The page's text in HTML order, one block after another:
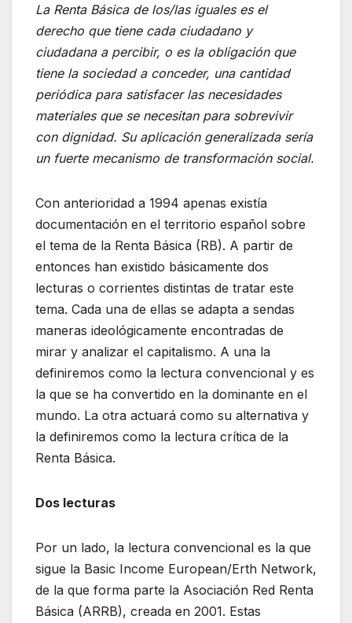
La Renta Básica de los/las iguales es el
derecho que tiene cada ciudadano y
ciudadana a percibir, o es la obligación que
tiene la sociedad a conceder, una cantidad
periódica para satisfacer las necesidades
materiales que se necesitan para sobrevivir
con dignidad. Su aplicación generalizada sería
un fuerte mecanismo de transformación social.
Con anterioridad a 1994 apenas existía
documentación en el territorio español sobre
el tema de la Renta Básica (RB). A partir de
entonces han existido básicamente dos
lecturas o corrientes distintas de tratar este
tema. Cada una de ellas se adapta a sendas
maneras ideológicamente encontradas de
mirar y analizar el capitalismo. A una la
definiremos como la lectura convencional y es
la que se ha convertido en la dominante en el
mundo. La otra actuará como su alternativa y
la definiremos como la lectura crítica de la
Renta Básica.
Dos lecturas
Por un lado, la lectura convencional es la que
sigue la Basic Income European/Erth Network,
de la que forma parte la Asociación Red Renta
Básica (ARRB), creada en 2001. Estas